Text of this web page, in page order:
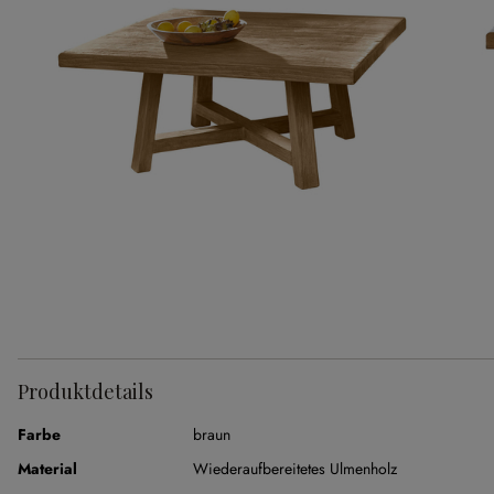
Produktdetails
Farbe
braun
Material
Wiederaufbereitetes Ulmenholz